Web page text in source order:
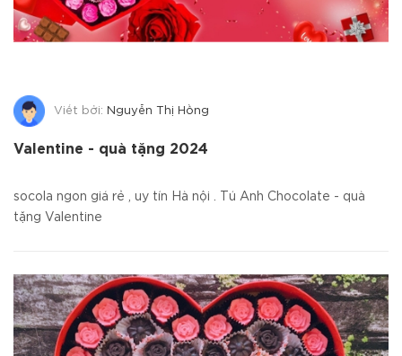
Viết bởi: Nguyễn Thị Hồng
Valentine - quà tặng 2024
socola ngon giá rẻ , uy tín Hà nội . Tú Anh Chocolate - quà
tặng Valentine